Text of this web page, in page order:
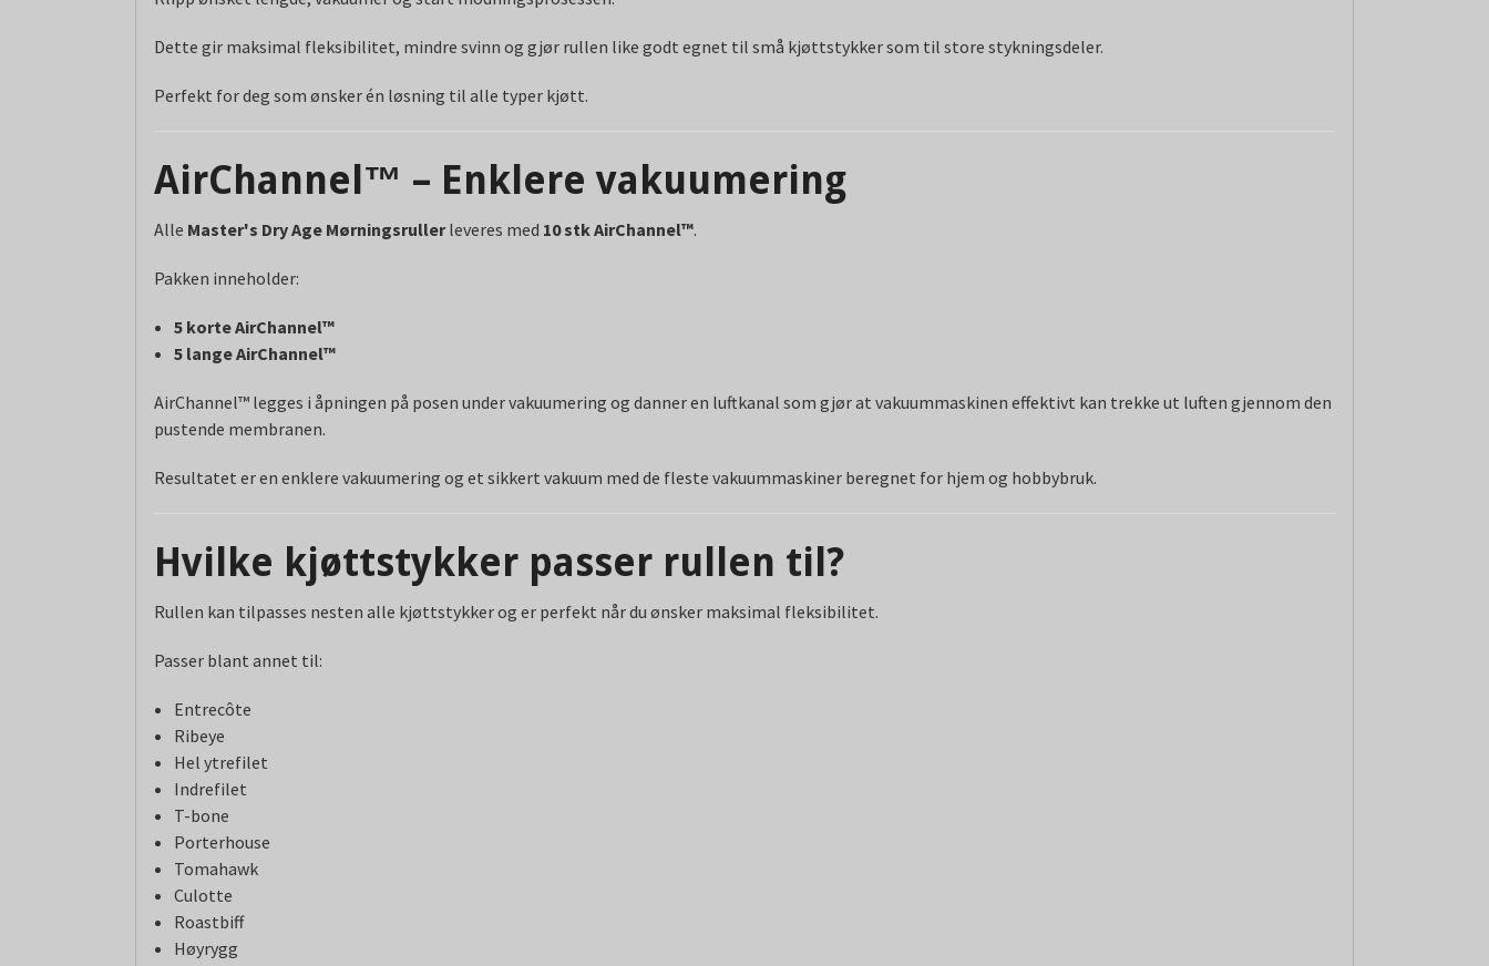
Dette gir maksimal fleksibilitet, mindre svinn og gjør rullen like godt egnet til små kjøttstykker som til store stykningsdeler.
Perfekt for deg som ønsker én løsning til alle typer kjøtt.
AirChannel™ – Enklere vakuumering
Alle Master's Dry Age Mørningsrullerleveres med 10 stk AirChannel™.
Pakken inneholder:
5 korte AirChannel™
5 lange AirChannel™
AirChannel™ legges i åpningen på posen under vakuumering og danner en luftkanal som gjør at vakuummaskinen effektivt kan trekke ut luften gjennom den
pustende membranen.
Resultatet er en enklere vakuumering og et sikkert vakuum med de fleste vakuummaskiner beregnet for hjem og hobbybruk.
Hvilke kjøttstykker passer rullen til?
Rullen kan tilpasses nesten alle kjøttstykker og er perfekt når du ønsker maksimal fleksibilitet.
Passer blant annet til:
Entrecôte
Ribeye
Hel ytrefilet
Indrefilet
T-bone
Porterhouse
Tomahawk
Culotte
Roastbiff
Høyrygg